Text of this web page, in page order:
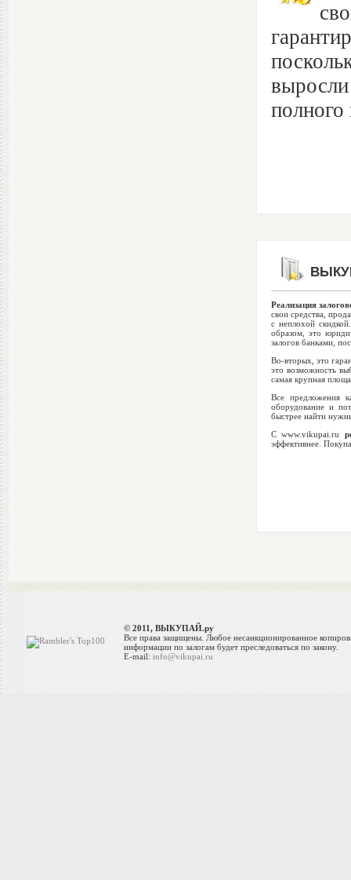
полного
Реализация
свои средства,
с неплохой
образом, это
залогов банками,
Во-вторых, это
это возможность
самая крупная
Все предложения
оборудование и
быстрее найти
С www.vikupai.ru
эффективнее.
© 2011, ВЫКУПАЙ.ру
Все права защищены. Любое несанкционированное
информации по залогам будет преследоваться по закону.
E-mail: info@vikupai.ru